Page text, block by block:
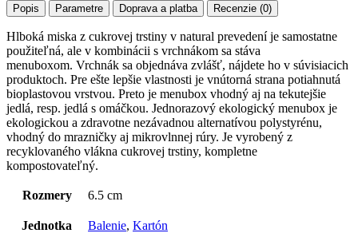
Popis Parametre Doprava a platba Recenzie (0)
Hlboká miska z cukrovej trstiny v natural prevedení je samostatne
použiteľná, ale v kombinácii s vrchnákom sa stáva
menuboxom. Vrchnák sa objednáva zvlášť, nájdete ho v súvisiacich
produktoch. Pre ešte lepšie vlastnosti je vnútorná strana potiahnutá
bioplastovou vrstvou. Preto je menubox vhodný aj na tekutejšie
jedlá, resp. jedlá s omáčkou. Jednorazový ekologický menubox je
ekologickou a zdravotne nezávadnou alternatívou polystyrénu,
vhodný do mrazničky aj mikrovlnnej rúry. Je vyrobený z
recyklovaného vlákna cukrovej trstiny, kompletne
kompostovateľný.
Rozmery 6.5 cm
Jednotka Balenie, Kartón